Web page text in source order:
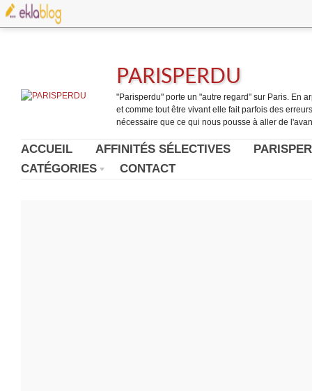
PARISPERDU
"Parisperdu" porte un "autre regard" sur Paris. En
et comme tout être vivant elle fait parfois des
nécessaire que ce qui nous pousse à aller de
ACCUEIL AFFINITÉS SÉLECTIVES
CATÉGORIES
CONTACT